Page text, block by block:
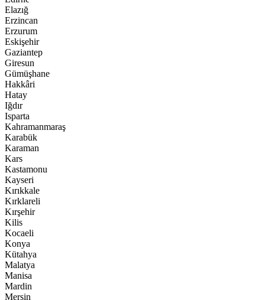
Elazığ
Erzincan
Erzurum
Eskişehir
Gaziantep
Giresun
Gümüşhane
Hakkâri
Hatay
Iğdır
Isparta
Kahramanmaraş
Karabük
Karaman
Kars
Kastamonu
Kayseri
Kırıkkale
Kırklareli
Kırşehir
Kilis
Kocaeli
Konya
Kütahya
Malatya
Manisa
Mardin
Mersin